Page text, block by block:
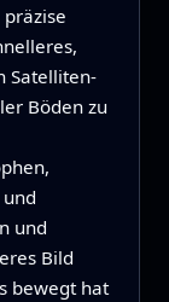
Satelliten‑
Böden zu
und
Bild
bewegt hat